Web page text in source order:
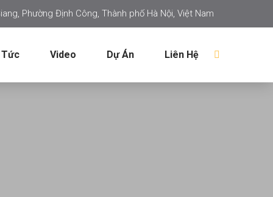
Phường Định Công, Thành phố Hà Nội, Việt Nam
Video Dự Án Liên Hệ